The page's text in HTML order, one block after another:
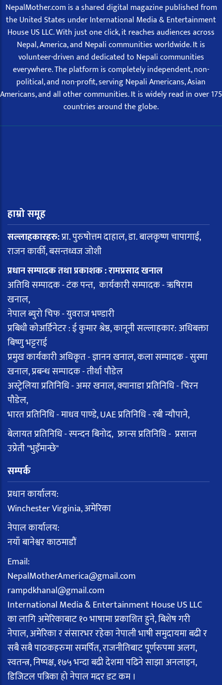
NepalMother.com is a shared digital magazine published from
the United States under International Media & Entertainment
House US LLC. With just one click, it reaches audiences across
Nepal, America, and Nepali communities worldwide. It is
volunteer-driven and dedicated to Nepali communities
everywhere. The platform is completely independent, non-
political, and non-profit, serving Nepali Americans, Asian
Americans, and all other communities. It is widely read in over 175
countries around the globe.
हाम्रो समूह
सल्लाहकारहरु:प्रा. पुरुषोत्तम दाहाल, डा. बालकृष्ण चापागाईं,
राजन कार्की, बसन्तध्वज जोशी
प्रधान सम्पादक तथा प्रकाशक : रामप्रसाद खनाल
अतिथि सम्पादक - टंक पन्त, कार्यकारी सम्पादक - ऋषिराम
खनाल,
नेपाल ब्युरो चिफ - युवराज भण्डारी
प्रबिधी कोअर्डिनेटर : ई कुमार श्रेष्ठ, कानूनी सल्लाहकार: अधिबक्ता
बिष्णु भट्टराई
प्रमुख कार्यकारी अधिकृत - ज्ञानन खनाल, कला सम्पादक - सुस्मा
खनाल, प्रबन्ध सम्पादक - तीर्था पौडेल
अस्ट्रेलिया प्रतिनिधि - अमर खनाल, क्यानाडा प्रतिनिधि - चिरन
पौडेल,
भारत प्रतिनिधि - माधव पाण्डे, UAE प्रतिनिधि - रबी न्यौपाने,
बेलायत प्रतिनिधि - स्पन्दन बिनोद, फ्रान्स प्रतिनिधि - प्रसान्त
उप्रेती "भुइँमान्छे"
सम्पर्क
प्रधान कार्यालय:
Winchester Virginia, अमेरिका
नेपाल कार्यालय:
नयाँ बानेश्वर काठमाडौं
Email:
NepalMotherAmerica@gmail.com
rampdkhanal@gmail.com
International Media & Entertainment House US LLC
का लागि अमेरिकाबाट १० भाषामा प्रकाशित हुने, बिशेष गरी
नेपाल, अमेरिका र संसारभर रहेका नेपाली भाषी समुदायमा बढी र
सबै सबै पाठकहरुमा समर्पित, राजनीतिबाट पूर्णरुपमा अलग,
स्वतन्त्र, निष्पक्ष, १७५ भन्दा बढी देशमा पढिने साझा अनलाइन,
डिजिटल पत्रिका हो नेपाल मदर डट कम ।